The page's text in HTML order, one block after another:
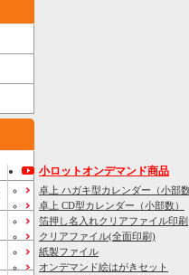
小ロットオンデマンド商品
卓上 ハガキ型カレンダー（小部
卓上 CD型カレンダー（小部数）
箔押し名入れクリアファイル印刷
クリアファイル(全面印刷)
紙製ファイル
オンデマンド絵はがきセット